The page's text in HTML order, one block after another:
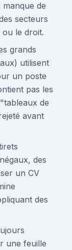
de
secteurs
le droit.
grands
utilisent
un poste
pas les
de
avant
des
un CV
des
une feuille